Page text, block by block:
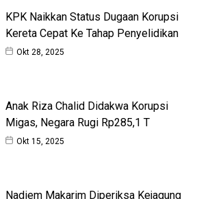
KPK Naikkan Status Dugaan Korupsi
Kereta Cepat Ke Tahap Penyelidikan
Okt 28, 2025
Anak Riza Chalid Didakwa Korupsi
Migas, Negara Rugi Rp285,1 T
Okt 15, 2025
Nadiem Makarim Diperiksa Kejagung